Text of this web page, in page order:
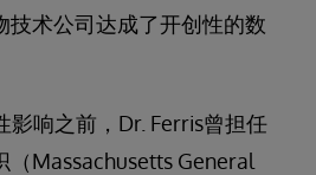
技术公司达成了开创性的数
影响之前，Dr. Ferris曾担任
（Massachusetts General